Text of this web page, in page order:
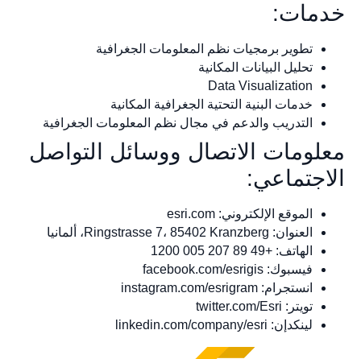
خدمات:
تطوير برمجيات نظم المعلومات الجغرافية
تحليل البيانات المكانية
Data Visualization
خدمات البنية التحتية الجغرافية المكانية
التدريب والدعم في مجال نظم المعلومات الجغرافية
معلومات الاتصال ووسائل التواصل
الاجتماعي:
الموقع الإلكتروني: esri.com
العنوان: Ringstrasse 7، 85402 Kranzberg، ألمانيا
الهاتف: +49 89 207 005 1200
فيسبوك: facebook.com/esrigis
انستجرام: instagram.com/esrigram
تويتر: twitter.com/Esri
لينكدإن: linkedin.com/company/esri